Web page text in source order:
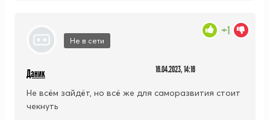
Не в сети
Даник 16.04.2023, 14:16
Не всём зайдёт, но всё же для саморазвития стоит
чекнуть
+1